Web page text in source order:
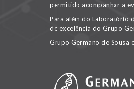
permitido acompanhar a
Para além do Laboratório
de excelência do Grupo
Grupo Germano de Sousa